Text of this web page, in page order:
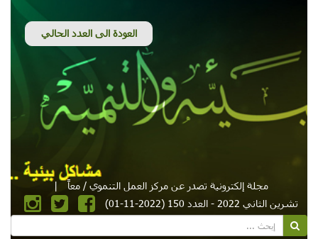
مجلة إلكترونية تصدر عن مركز العمل التنموي / معاً
|
تشرين الثاني 2022 - العدد 150 (2022-11-01)